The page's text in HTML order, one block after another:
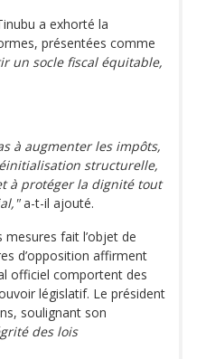
a exhorté la
présentées comme
un socle fiscal équitable,
à augmenter les impôts,
structurelle,
à protéger la dignité tout
a-t-il ajouté.
fait l’objet de
d’opposition affirment
officiel comportent des
législatif. Le président
soulignant son
des lois